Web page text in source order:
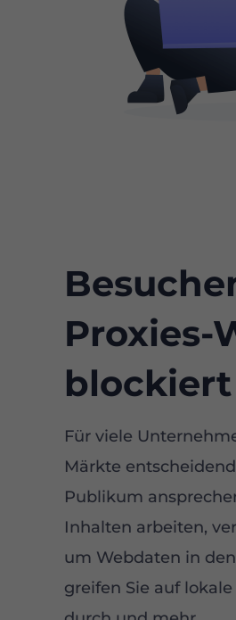
Proxies-
blockiert
Für viele
Märkte
Publikum
Inhalten arbeiten,
um Webdaten in
greifen Sie auf